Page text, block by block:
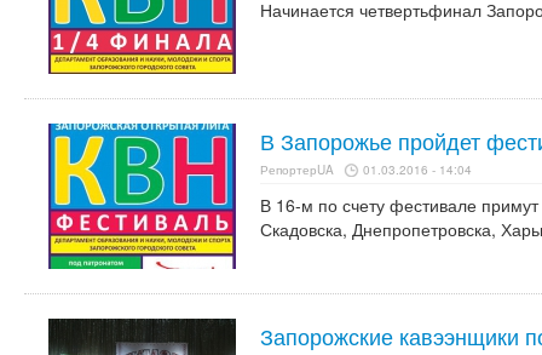
Начинается четвертьфинал
В Запорожье пройдет
РепортерUA 01.03.2016 - 14:04
В 16-м по счету фестивале
Скадовска, Днепропетровска,
Запорожские кавээнщики